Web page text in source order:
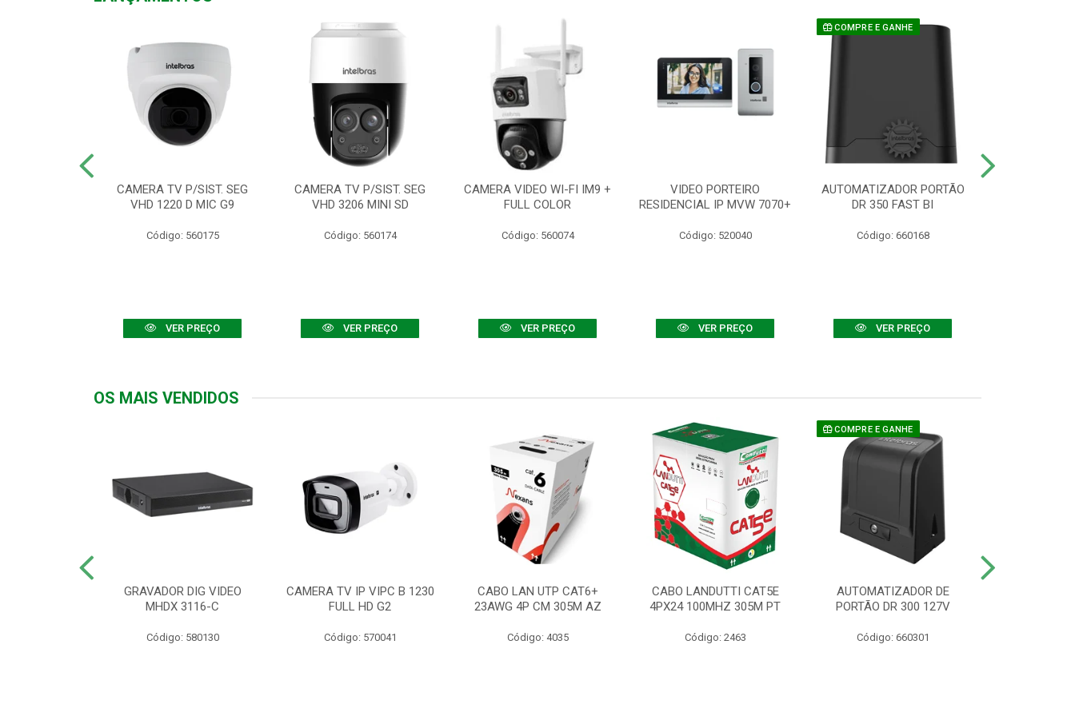
CAMERA TV P/SIST. SEG
VHD 1220 D MIC G9
Código: 560175
VER PREÇO
CAMERA TV P/SIST. SEG
VHD 3206 MINI SD
Código: 560174
VER PREÇO
CAMERA VIDEO WI-FI IM9 +
FULL COLOR
Código: 560074
VER PREÇO
VIDEO PORTEIRO
RESIDENCIAL IP MVW 7070+
Código: 520040
VER PREÇO
COMPRE E GANHE
AUTOMATIZADOR PORTÃO
DR 350 FAST BI
Código: 660168
VER PREÇO
OS MAIS VENDIDOS
GRAVADOR DIG VIDEO
MHDX 3116-C
Código: 580130
CAMERA TV IP VIPC B 1230
FULL HD G2
Código: 570041
CABO LAN UTP CAT6+
23AWG 4P CM 305M AZ
Código: 4035
CABO LANDUTTI CAT5E
4PX24 100MHZ 305M PT
Código: 2463
COMPRE E GANHE
AUTOMATIZADOR DE
PORTÃO DR 300 127V
Código: 660301